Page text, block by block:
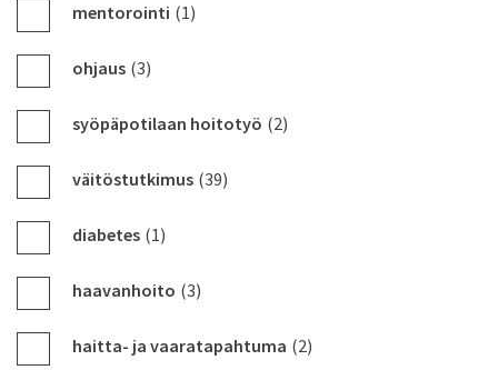
mentorointi (1)
ohjaus (3)
syöpäpotilaan hoitotyö (2)
väitöstutkimus (39)
diabetes (1)
haavanhoito (3)
haitta- ja vaaratapahtuma (2)